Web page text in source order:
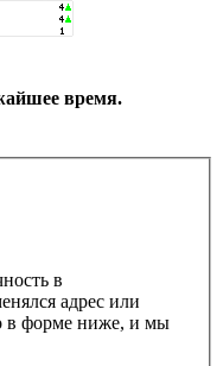
время.
в
адрес или
в форме ниже, и мы